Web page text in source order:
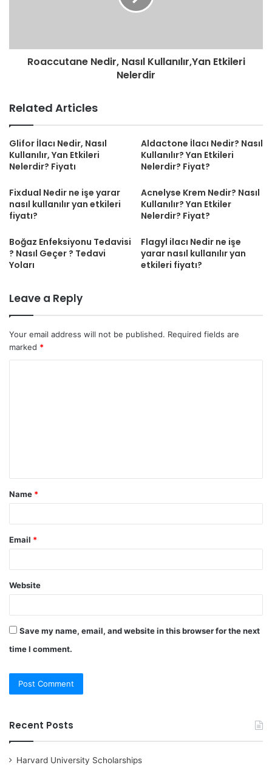
Roaccutane Nedir, Nasıl Kullanılır,Yan Etkileri
Nelerdir
Related Articles
Glifor İlacı Nedir, Nasıl
Kullanılır, Yan Etkileri
Nelerdir? Fiyatı
Aldactone İlacı Nedir? Nasıl
Kullanılır? Yan Etkileri
Nelerdir? Fiyat?
Fixdual Nedir ne işe yarar
nasıl kullanılır yan etkileri
fiyatı?
Acnelyse Krem Nedir? Nasıl
Kullanılır? Yan Etkiler
Nelerdir? Fiyat?
Boğaz Enfeksiyonu Tedavisi
? Nasıl Geçer ? Tedavi
Yoları
Flagyl ilacı Nedir ne işe
yarar nasıl kullanılır yan
etkileri fiyatı?
Leave a Reply
Your email address will not be published. Required fields are
marked *
t
*
Name *
Email *
Website
Save my name, email, and website in this browser for the next
time I comment.
Recent Posts
Harvard University Scholarships